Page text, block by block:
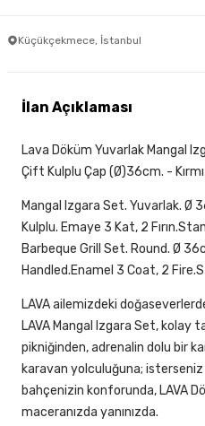
Küçükçekmece, İstanbul
İlan Açıklaması
Lava Döküm Yuvarlak Mangal
Çift Kulplu Çap (Ø)36cm. -
Mangal Izgara Set. Yuvarlak. Ø
Kulplu. Emaye 3 Kat, 2
Barbeque Grill Set. Round. Ø
Handled.Enamel 3 Coat, 2
LAVA ailemizdeki
LAVA Mangal Izgara Set, kolay
pikniğinden, adrenalin dolu bir
karavan yolculuğuna;
bahçenizin konforunda, LAVA
maceranızda yanınızda.